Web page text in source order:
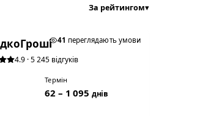
За рейтингом▾
41 переглядають умови
4.9 · 5 245 відгуків
Термін
62 – 1 095 днів